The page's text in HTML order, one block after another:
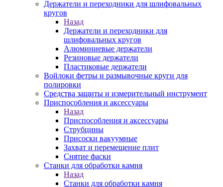
Держатели и переходники для шлифовальных
кругов
Назад
Держатели и переходники для
шлифовальных кругов
Алюминиевые держатели
Резиновые держатели
Пластиковые держатели
Войлоки фетры и размывочные круги для
полировки
Средства защиты и измерительный инструмент
Приспособления и аксессуары
Назад
Приспособления и аксессуары
Струбцины
Присоски вакуумные
Захват и перемещение плит
Снятие фаски
Станки для обработки камня
Назад
Станки для обработки камня